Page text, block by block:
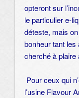
opteront sur
le particulier e-
déteste, mais
bonheur tant
cherché à plaire
Pour ceux qui
l’usine Flavour